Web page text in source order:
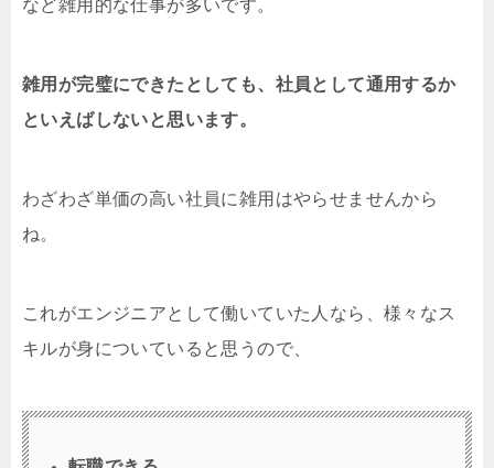
など雑用的な仕事が多いです。
雑用が完璧にできたとしても、社員として通用するか
といえばしないと思います。
わざわざ単価の高い社員に雑用はやらせませんから
ね。
これがエンジニアとして働いていた人なら、様々なス
キルが身についていると思うので、